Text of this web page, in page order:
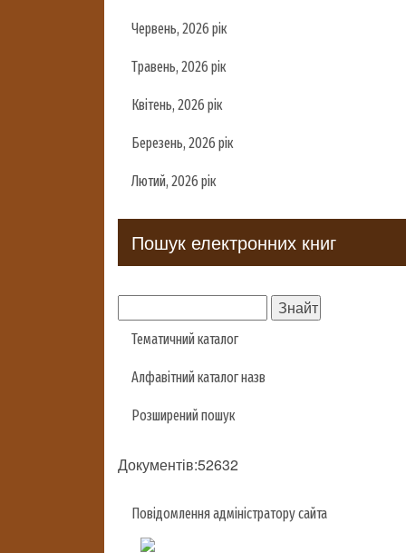
Червень, 2026 рік
Травень, 2026 рік
Квітень, 2026 рік
Березень, 2026 рік
Лютий, 2026 рік
Пошук електронних книг
Тематичний каталог
Алфавітний каталог назв
Розширений пошук
Документів:52632
Повідомлення адміністратору сайта